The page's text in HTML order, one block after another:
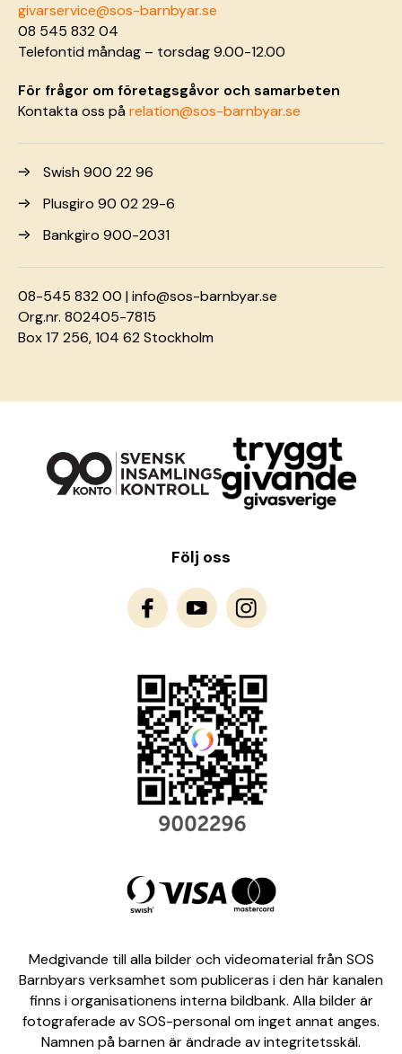
givarservice@sos-barnbyar.se
08 545 832 04
Telefontid måndag – torsdag 9.00-12.00
För frågor om företagsgåvor och samarbeten
Kontakta oss pårelation@sos-barnbyar.se
Swish 900 22 96
Plusgiro 90 02 29-6
Bankgiro 900-2031
08-545 832 00 |info@sos-barnbyar.se
Org.nr. 802405-7815
Box 17 256, 104 62 Stockholm
Följ oss
Medgivande till alla bilder och videomaterial från SOS
Barnbyars verksamhet som publiceras i den här kanalen
finns i organisationens interna bildbank. Alla bilder är
fotograferade av SOS-personal om inget annat anges.
Namnen på barnen är ändrade av integritetsskäl.